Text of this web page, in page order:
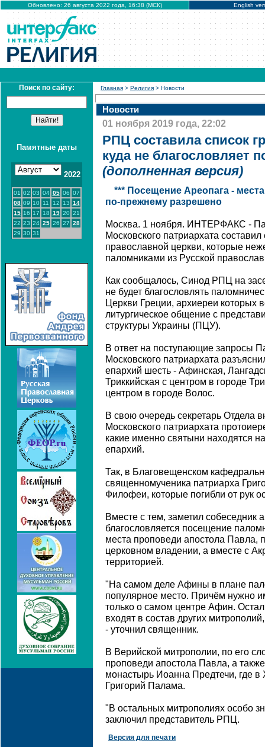
Обновлено: 26 августа 2022 года, 16:38 (МСК) English
Поиск по сайту:
Памятные даты
2022
01 02 03 04 05 06 07
08 09 10 11 12 13 14
15 16 17 18 19 20 21
22 23 24 25 26 27 28
29 30 31
Главная > Религия > Новости
Новости
01 ноября 2019 года, 22:02
РПЦ составила список
куда не благословляет
(дополненная версия)
*** Посещение Ареопага -
по-прежнему разрешено
Москва. 1 ноября. ИНТЕРФАКС -
Московского патриархата
православной церкви, которые
паломниками из Русской
Как сообщалось, Синод РПЦ на
не будет благословлять
Церкви Греции, архиереи которых
литургическое общение с
структуры Украины (ПЦУ).
В ответ на поступающие запросы
Московского патриархата
епархий шесть - Афинская,
Триккийская с центром в городе
центром в городе Волос.
В свою очередь секретарь Отдела
Московского патриархата
какие именно святыни находятся
епархий.
Так, в Благовещенском
священномученика патриарха
Филофеи, которые погибли от рук
Вместе с тем, заметил собеседник
благословляется посещение
места проповеди апостола Павла,
церковном владении, а вместе с
территорией.
"На самом деле Афины в плане
популярное место. Причём нужно
только о самом центре Афин.
входят в состав других
- уточнил священник.
В Верийской митрополии, по его
проповеди апостола Павла, а
монастырь Иоанна Предтечи, где в
Григорий Палама.
"В остальных митрополиях особо
заключил представитель РПЦ.
Версия для печати